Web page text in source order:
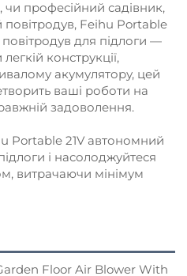
чи професійний садівник,
Feihu Portable
для підлоги —
конструкції,
акумулятору, цей
ваші роботи на
задоволення.
Portable 21V автономний
і насолоджуйтеся
витрачаючи мінімум